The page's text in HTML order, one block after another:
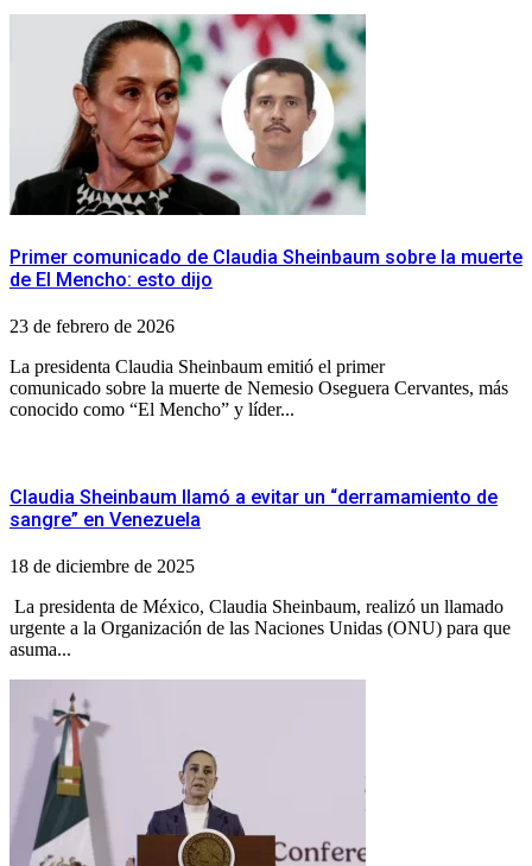
Primer comunicado de Claudia Sheinbaum sobre la muerte
de El Mencho: esto dijo
23 de febrero de 2026
La presidenta Claudia Sheinbaum emitió el primer
comunicado sobre la muerte de Nemesio Oseguera Cervantes, más
conocido como “El Mencho” y líder...
Claudia Sheinbaum llamó a evitar un “derramamiento de
sangre” en Venezuela
18 de diciembre de 2025
La presidenta de México, Claudia Sheinbaum, realizó un llamado
urgente a la Organización de las Naciones Unidas (ONU) para que
asuma...